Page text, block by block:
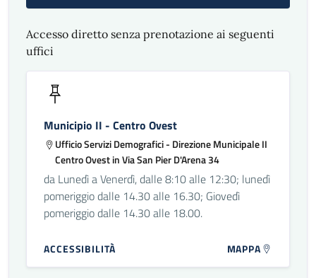
Accesso diretto senza prenotazione ai seguenti
uffici
Municipio II - Centro Ovest
Ufficio Servizi Demografici - Direzione Municipale II
Centro Ovest in Via San Pier D'Arena 34
da Lunedì a Venerdì, dalle 8:10 alle 12:30; lunedì
pomeriggio dalle 14.30 alle 16.30; Giovedì
pomeriggio dalle 14.30 alle 18.00.
ACCESSIBILITÀ MAPPA